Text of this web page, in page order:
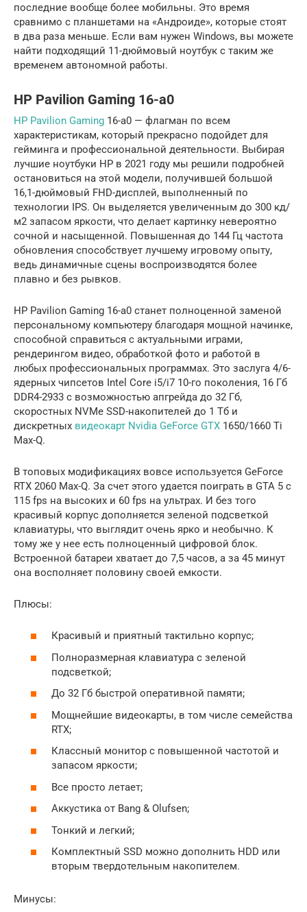
последние вообще более мобильны. Это время
сравнимо с планшетами на «Андроиде», которые стоят
в два раза меньше. Если вам нужен Windows, вы можете
найти подходящий 11-дюймовый ноутбук с таким же
временем автономной работы.
HP Pavilion Gaming 16-a0
HP Pavilion Gaming 16-a0 — флагман по всем
характеристикам, который прекрасно подойдет для
гейминга и профессиональной деятельности. Выбирая
лучшие ноутбуки HP в 2021 году мы решили подробней
остановиться на этой модели, получившей большой
16,1-дюймовый FHD-дисплей, выполненный по
технологии IPS. Он выделяется увеличенным до 300 кд/
м2 запасом яркости, что делает картинку невероятно
сочной и насыщенной. Повышенная до 144 Гц частота
обновления способствует лучшему игровому опыту,
ведь динамичные сцены воспроизводятся более
плавно и без рывков.
HP Pavilion Gaming 16-a0 станет полноценной заменой
персональному компьютеру благодаря мощной начинке,
способной справиться с актуальными играми,
рендерингом видео, обработкой фото и работой в
любых профессиональных программах. Это заслуга 4/6-
ядерных чипсетов Intel Core i5/i7 10-го поколения, 16 Гб
DDR4-2933 с возможностью апгрейда до 32 Гб,
скоростных NVMe SSD-накопителей до 1 Тб и
дискретных видеокарт Nvidia GeForce GTX 1650/1660 Ti
Max-Q.
В топовых модификациях вовсе используется GeForce
RTX 2060 Max-Q. За счет этого удается поиграть в GTA 5 с
115 fps на высоких и 60 fps на ультрах. И без того
красивый корпус дополняется зеленой подсветкой
клавиатуры, что выглядит очень ярко и необычно. К
тому же у нее есть полноценный цифровой блок.
Встроенной батареи хватает до 7,5 часов, а за 45 минут
она восполняет половину своей емкости.
Плюсы:
Красивый и приятный тактильно корпус;
Полноразмерная клавиатура с зеленой
подсветкой;
До 32 Гб быстрой оперативной памяти;
Мощнейшие видеокарты, в том числе семейства
RTX;
Классный монитор с повышенной частотой и
запасом яркости;
Все просто летает;
Аккустика от Bang & Olufsen;
Тонкий и легкий;
Комплектный SSD можно дополнить HDD или
вторым твердотельным накопителем.
Минусы: